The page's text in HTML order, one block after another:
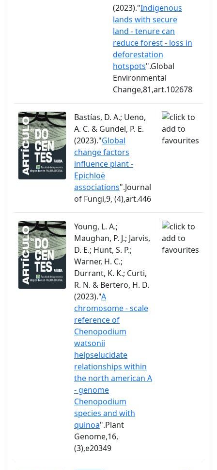
(2023)."Indigenous
lands with secure
land - tenure can
reduce forest - loss in
deforestation
hotspots".Global
Environmental
Change,81,art.102678
Bastías, D. A.; Ueno,
A. C. & Gundel, P. E.
(2023)."Global
change factors
influence plant -
Epichloë
associations".Journal
of Fungi,9, (4),art.446
Young, L. A.;
Maughan, P. J.; Jarvis,
D. E.; Hunt, S. P.;
Warner, H. C.;
Durrant, K. K.; Curti,
R. N. & Bertero, H. D.
(2023)."A
chromosome - scale
reference of
Chenopodium
watsonii
helpselucidate
relationships within
the north american A
- genome
Chenopodium
species and with
quinoa".Plant
Genome,16,
(3),e20349